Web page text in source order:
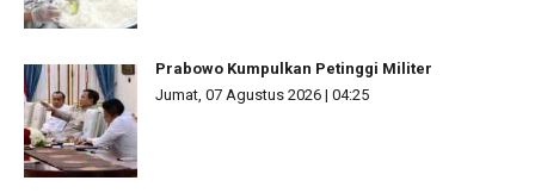
Prabowo Kumpulkan Petinggi Militer
Jumat, 07 Agustus 2026 | 04:25